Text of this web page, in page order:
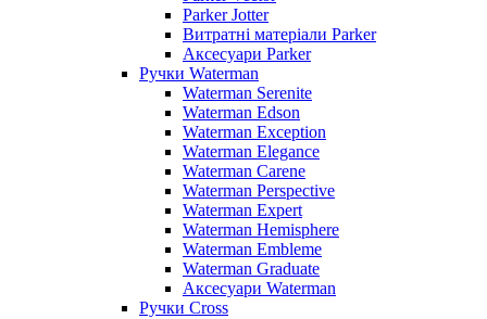
Parker Jotter
Витратні матеріали Parker
Аксесуари Parker
Ручки Waterman
Waterman Serenite
Waterman Edson
Waterman Exception
Waterman Elegance
Waterman Carene
Waterman Perspective
Waterman Expert
Waterman Hemisphere
Waterman Embleme
Waterman Graduate
Аксесуари Waterman
Ручки Cross